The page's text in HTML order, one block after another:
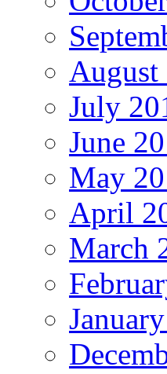
August
July
June
May
April
March